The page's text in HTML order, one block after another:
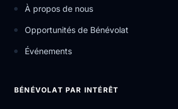
À propos de nous
Opportunités de Bénévolat
Événements
BÉNÉVOLAT PAR INTÉRÊT